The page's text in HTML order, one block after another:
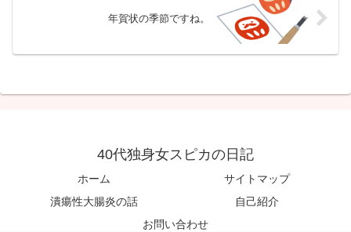
年賀状の季節ですね。
40代独身女スピカの日記
ホーム
サイトマップ
潰瘍性大腸炎の話
自己紹介
お問い合わせ